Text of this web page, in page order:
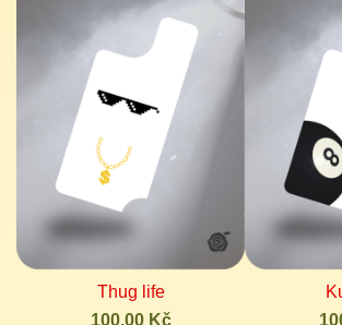
Thug life
100,00 Kč